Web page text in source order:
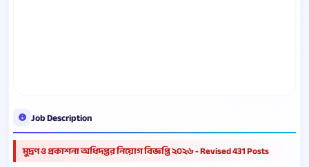
Job Description
মুদ্রণ ও প্রকাশনা অধিদপ্তর নিয়োগ বিজ্ঞপ্তি ২০২৬ - Revised 431 Posts